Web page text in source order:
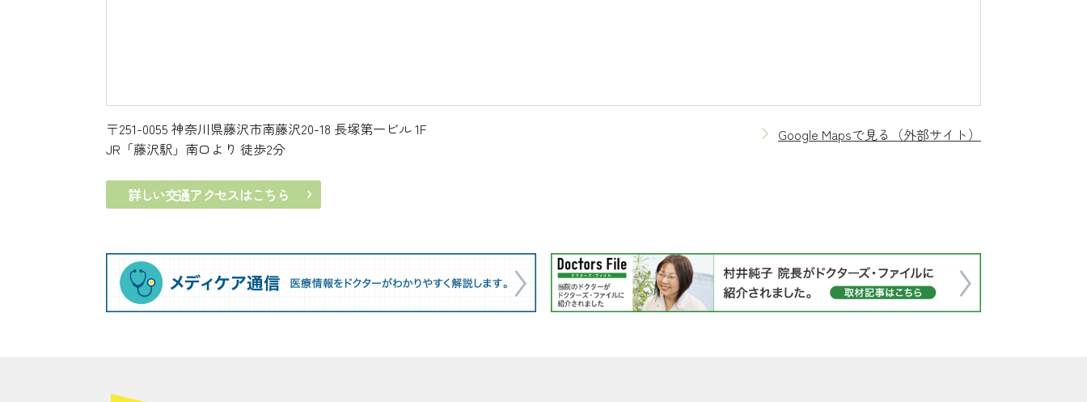
Google Mapsで見る（外部サイト）
〒251-0055 神奈川県藤沢市南藤沢20-18 長塚第一ビル 1F
JR「藤沢駅」南口より 徒歩2分
詳しい交通アクセスはこちら